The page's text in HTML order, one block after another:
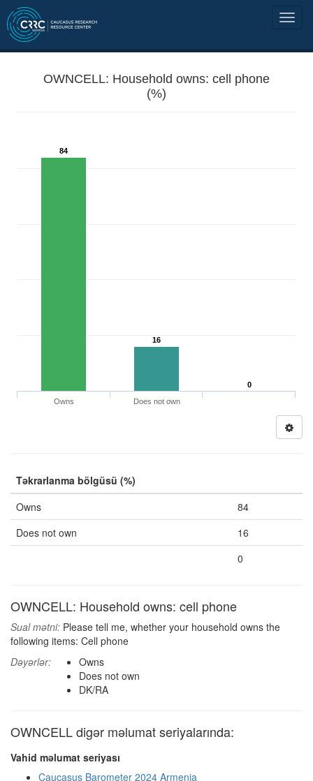
OWNCELL: Household owns: cell phone
(%)
84
16
0
Owns
Does not own
Təkrarlanma bölgüsü (%)
Owns
84
Does not own
16
0
OWNCELL: Household owns: cell phone
Sual mətni: Please tell me, whether your household owns the
following items: Cell phone
Dəyərlər:
Owns
Does not own
DK/RA
OWNCELL digər məlumat seriyalarında:
Vahid məlumat seriyası
Caucasus Barometer 2024 Armenia